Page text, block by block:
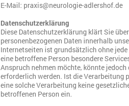
E-Mail: praxis@neurologie-adlershof.de
Datenschutzerklärung
Diese Datenschutzerklärung klärt Sie
personenbezogenen Daten innerhalb
Internetseiten ist grundsätzlich ohne
eine betroffene Person besondere
Anspruch nehmen möchte, könnte
erforderlich werden. Ist die Verarbeitung
eine solche Verarbeitung keine
betroffenen Person ein.